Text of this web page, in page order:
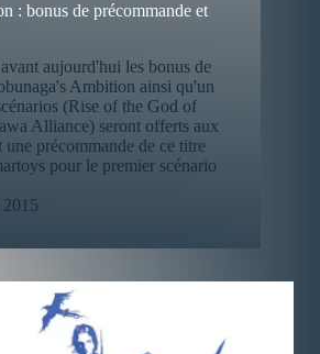
: bonus de précommande et
aujourd'hui les bonus de
Ambition ainsi qu'un
(Rise of the God of
Alliance) seront offerts aux
précommande de ce titre
pour le premier scénario